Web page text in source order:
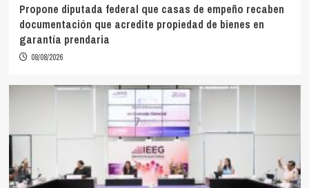
Propone diputada federal que casas de empeño recaben
documentación que acredite propiedad de bienes en
garantía prendaria
08/08/2026